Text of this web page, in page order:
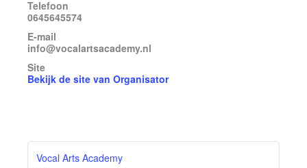
Telefoon
0645645574
E-mail
info@vocalartsacademy.nl
Site
Bekijk de site van Organisator
Vocal Arts Academy